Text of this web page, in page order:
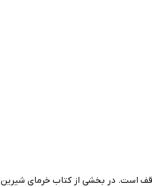
است. در بخشی از کتاب خرمای شیرین